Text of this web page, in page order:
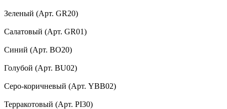
Зеленый (Арт. GR20)
Салатовый (Арт. GR01)
Синий (Арт. BO20)
Голубой (Арт. BU02)
Серо-коричневый (Арт. YBB02)
Терракотовый (Арт. PI30)